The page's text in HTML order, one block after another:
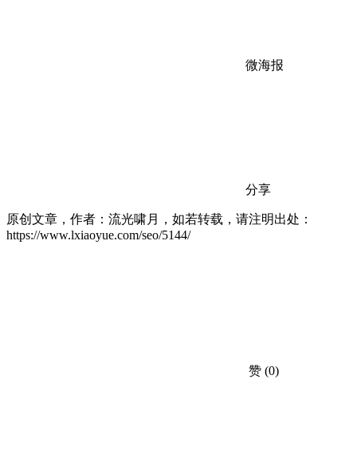
微海报
分享
原创文章，作者：流光啸月，如若转载，请注明出处：
https://www.lxiaoyue.com/seo/5144/
赞 (0)